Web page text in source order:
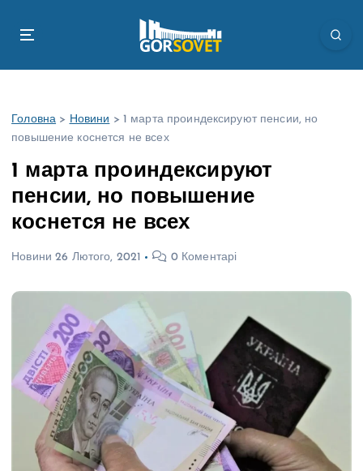
Головна > Новини > 1 марта проиндексируют пенсии, но
повышение коснется не всех
1 марта проиндексируют
пенсии, но повышение
коснется не всех
Новини 26 Лютого, 2021 0 Коментарі